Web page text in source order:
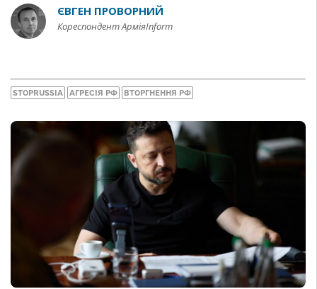
ЄВГЕН ПРОВОРНИЙ
Кореспондент АрміяInform
STOPRUSSIA АГРЕСІЯ РФ ВТОРГНЕННЯ РФ